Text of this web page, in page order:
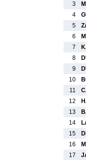
3
4
5
6
7
8
9
10
11
12
13
14
15
16
17